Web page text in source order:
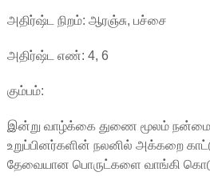
அதிர்ஷ்ட நிறம்: ஆரஞ்சு, பச்சை
அதிர்ஷ்ட எண்: 4, 6
கும்பம்:
இன்று வாழ்க்கை துணை மூலம் நன்மை
உறுப்பினர்களின் நலனில் அக்கறை
தேவையான பொருட்களை வாங்கி